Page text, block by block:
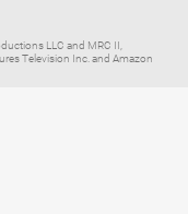
LLC and MRC II,
Television Inc. and Amazon